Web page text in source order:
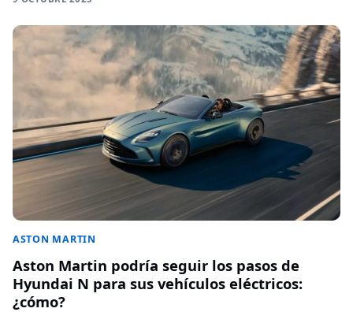
ASTON MARTIN
Aston Martin podría seguir los pasos de
Hyundai N para sus vehículos eléctricos:
¿cómo?